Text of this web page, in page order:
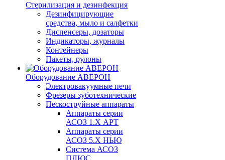
Стерилизация и дезинфекция
Дезинфицирующие
средства, мыло и салфетки
Диспенсеры, дозаторы
Индикаторы, журналы
Контейнеры
Пакеты, рулоны
Оборудование АВЕРОН
Электровакуумные печи
Фрезеры зуботехнические
Пескоструйные аппараты
Аппараты серии
АСОЗ 1.Х АРТ
Аппараты серии
АСОЗ 5.Х НЬЮ
Система АСОЗ
ПЛЮС